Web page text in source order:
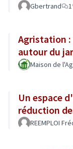
Gbertrand 1
Agristation :
autour du
Maison de
Un espace
réduction
REEMPLOI